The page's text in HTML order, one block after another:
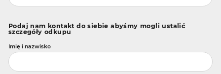
Podaj nam kontakt do siebie abyśmy mogli ustalić
szczegóły odkupu
Imię i nazwisko